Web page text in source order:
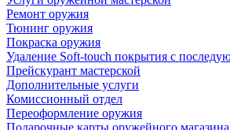
Ремонт оружия
Тюнинг оружия
Покраска оружия
Удаление Soft-touch покрытия с
Прейскурант мастерской
Дополнительные услуги
Комиссионный отдел
Переоформление оружия
Подарочные карты оружейного магазина